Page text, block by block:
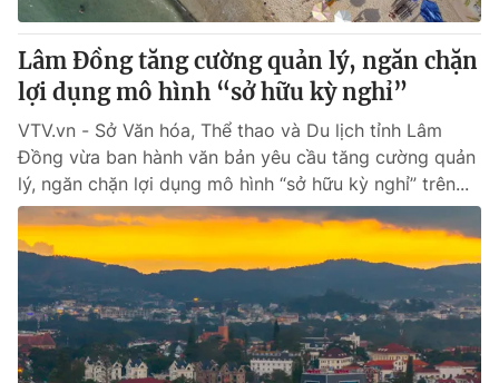
Lâm Đồng tăng cường quản lý, ngăn chặn
lợi dụng mô hình “sở hữu kỳ nghỉ”
VTV.vn - Sở Văn hóa, Thể thao và Du lịch tỉnh Lâm
Đồng vừa ban hành văn bản yêu cầu tăng cường quản
lý, ngăn chặn lợi dụng mô hình “sở hữu kỳ nghỉ” trên...